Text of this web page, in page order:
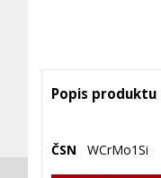
Popis produktu
ČSN WCrMo1Si